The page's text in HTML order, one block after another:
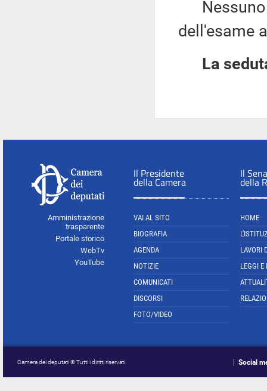
Nessuno
dell'esame
La
Amministrazione
trasparente
Portale storico
WebTv
YouTube
Il Presidente
della Camera
VAI AL SITO
BIOGRAFIA
AGENDA
NOTIZIE
COMUNICATI
DISCORSI
FOTO/VIDEO
Il
della
HOME
LAVORI
LEGGI E
Camera dei deputati © Tutti i diritti riservati Social